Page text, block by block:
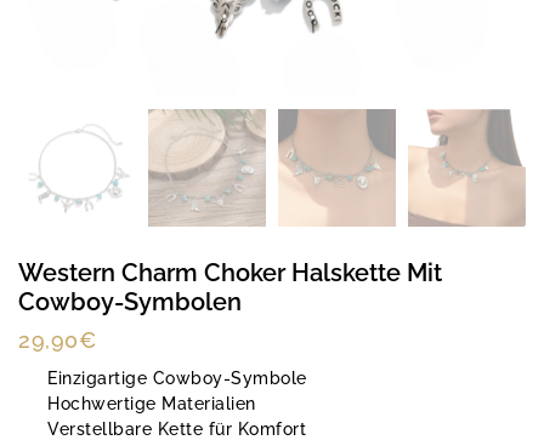
Western Charm Choker Halskette Mit
Cowboy-Symbolen
29,90€
Einzigartige Cowboy-Symbole
Hochwertige Materialien
Verstellbare Kette für Komfort